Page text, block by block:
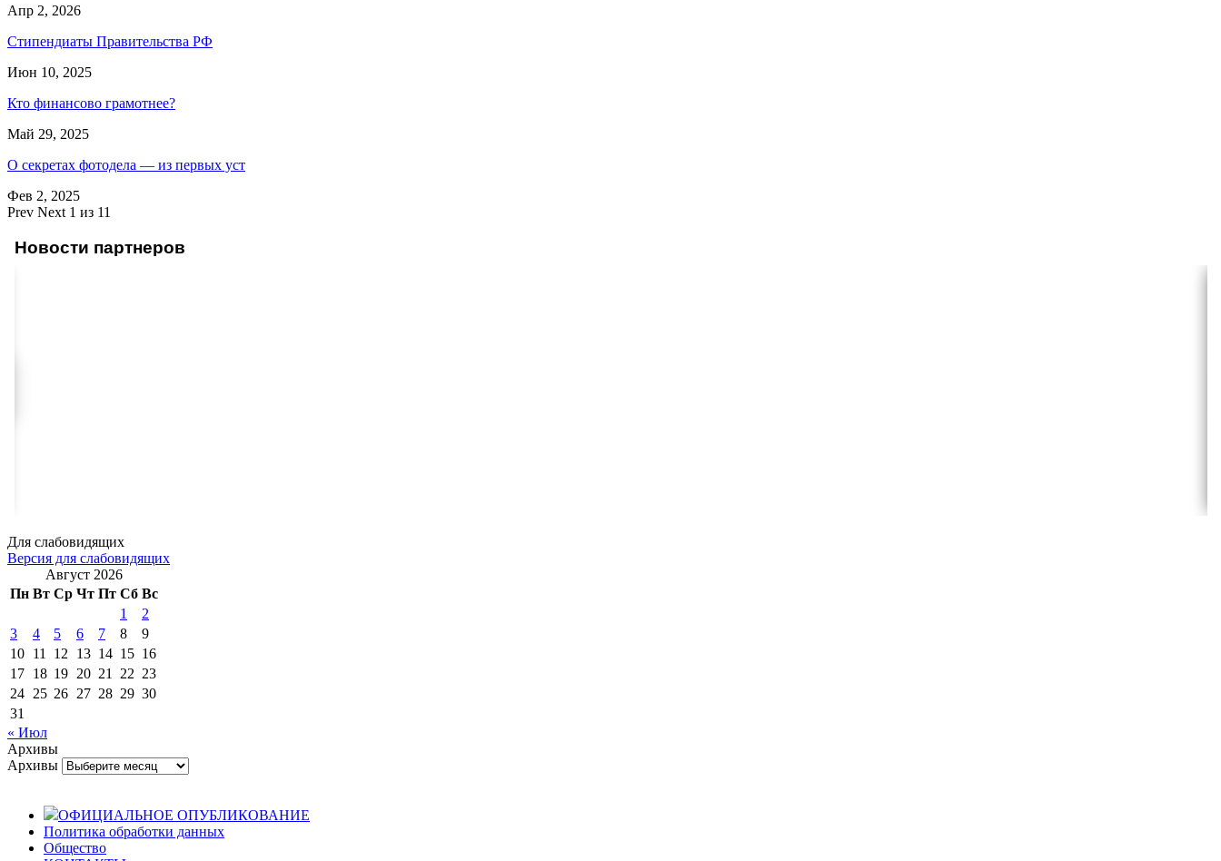
Апр 2, 2026
Стипендиаты Правительства РФ
Июн 10, 2025
Кто финансово грамотнее?
Май 29, 2025
О секретах фотодела — из первых уст
Фев 2, 2025
Prev Next 1 из 11
Новости партнеров
Для слабовидящих
Версия для слабовидящих
Август 2026
Пн Вт Ср Чт Пт Сб Вс
1
2
3
4 5 6 7 8
9
10 11 12 13 14 15 16
17 18 19 20 21 22 23
24 25 26 27 28 29 30
31
« Июл
Архивы
Архивы
ОФИЦИАЛЬНОЕ ОПУБЛИКОВАНИЕ
Политика обработки данных
Общество